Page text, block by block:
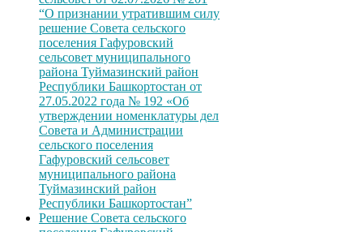
“О признании утратившим силу
решение Совета сельского
поселения Гафуровский
сельсовет муниципального
района Туймазинский район
Республики Башкортостан от
27.05.2022 года № 192 «Об
утверждении номенклатуры дел
Совета и Администрации
сельского поселения
Гафуровский сельсовет
муниципального района
Туймазинский район
Республики Башкортостан”
Решение Совета сельского